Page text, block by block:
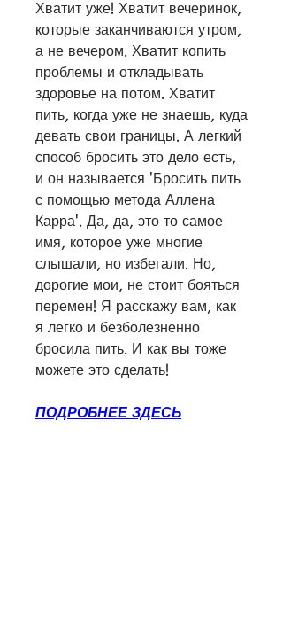
Хватит уже! Хватит вечеринок,
которые заканчиваются утром,
а не вечером. Хватит копить
проблемы и откладывать
здоровье на потом. Хватит
пить, когда уже не знаешь, куда
девать свои границы. А легкий
способ бросить это дело есть,
и он называется 'Бросить пить
с помощью метода Аллена
Карра'. Да, да, это то самое
имя, которое уже многие
слышали, но избегали. Но,
дорогие мои, не стоит бояться
перемен! Я расскажу вам, как
я легко и безболезненно
бросила пить. И как вы тоже
можете это сделать!
ПОДРОБНЕЕ ЗДЕСЬ